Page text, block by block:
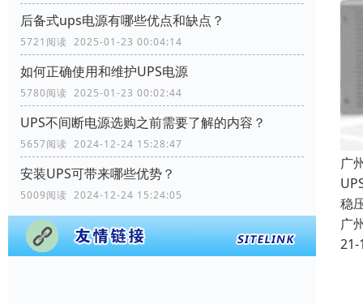
后备式ups电源有哪些优点和缺点？
5721阅读 2025-01-23 00:04:14
如何正确使用和维护UPS电源
5780阅读 2025-01-23 00:02:44
UPS不间断电源选购之前需要了解的内容？
5657阅读 2024-12-24 15:28:47
安装UPS可带来哪些优势？
5009阅读 2024-12-24 15:24:05
广
稳
广
21-